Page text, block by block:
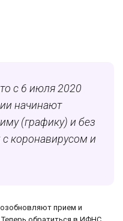
с 6 июля 2020
начинают
(графику) и без
коронавирусом и
прием и